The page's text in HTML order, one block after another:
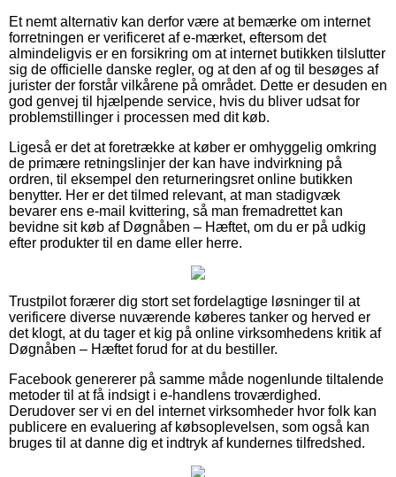
Et nemt alternativ kan derfor være at bemærke om internet
forretningen er verificeret af e-mærket, eftersom det
almindeligvis er en forsikring om at internet butikken tilslutter
sig de officielle danske regler, og at den af og til besøges af
jurister der forstår vilkårene på området. Dette er desuden en
god genvej til hjælpende service, hvis du bliver udsat for
problemstillinger i processen med dit køb.
Ligeså er det at foretrække at køber er omhyggelig omkring
de primære retningslinjer der kan have indvirkning på
ordren, til eksempel den returneringsret online butikken
benytter. Her er det tilmed relevant, at man stadigvæk
bevarer ens e-mail kvittering, så man fremadrettet kan
bevidne sit køb af Døgnåben – Hæftet, om du er på udkig
efter produkter til en dame eller herre.
Trustpilot forærer dig stort set fordelagtige løsninger til at
verificere diverse nuværende køberes tanker og herved er
det klogt, at du tager et kig på online virksomhedens kritik af
Døgnåben – Hæftet forud for at du bestiller.
Facebook genererer på samme måde nogenlunde tiltalende
metoder til at få indsigt i e-handlens troværdighed.
Derudover ser vi en del internet virksomheder hvor folk kan
publicere en evaluering af købsoplevelsen, som også kan
bruges til at danne dig et indtryk af kundernes tilfredshed.